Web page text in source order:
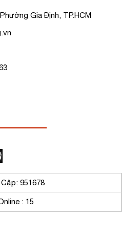
Gia Định, TP.HCM
951678
: 15